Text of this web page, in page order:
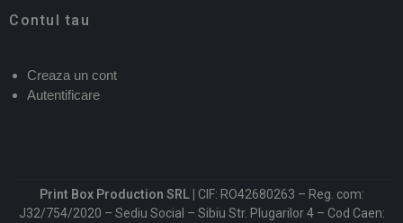
Contul tau
Creaza un cont
Autentificare
Print Box Production SRL | CIF: RO42680263 – Reg. com:
J32/754/2020 – Sediu Social – Sibiu Str. Plugarilor 4 – Cod Caen: